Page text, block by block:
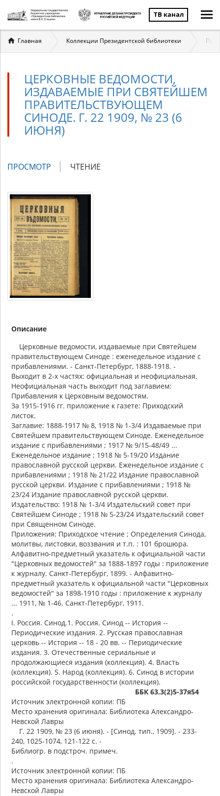
ТВ канал
Вы
здесь
Главная Коллекции Президентской библиотеки
ЦЕРКОВНЫЕ ВЕДОМОСТИ,
ИЗДАВАЕМЫЕ ПРИ СВЯТЕЙШЕМ
ПРАВИТЕЛЬСТВУЮЩЕМ
СИНОДЕ. Г. 22 1909, № 23 (6
ИЮНЯ)
Главные
ПРОСМОТР (АКТИВНАЯ
ЧТЕНИЕ
Описание
Церковные ведомости, издаваемые при Святейшем
правительствующем Синоде : еженедельное издание с
прибавлениями. - Санкт-Петербург, 1888-1918. -
Выходит в 2-х частях: официальная и неофициальная.
Неофициальная часть выходит под заглавием:
Прибавления к Церковным ведомостям.
За 1915-1916 гг. приложение к газете: Приходский
листок.
Заглавие: 1888-1917 № 8, 1918 № 1-3/4 Издаваемые при
Святейшем правительствующем Синоде. Еженедельное
издание с прибавлениями ; 1917 № 9/15-48/49 ...
Еженедельное издание ; 1918 № 5-19/20 Издание
православной русской церкви. Еженедельное издание с
прибавлениями ; 1918 № 21/22 Издание православной
русской церкви. Издание с прибавлениями ; 1918 №
23/24 Издание православной русской церкви.
Издательство: 1918 № 1-3/4 Издательский совет при
Святейшем Синоде ; 1918 № 5-23/24 Издательский совет
при Священном Синоде.
Приложения: Приходское чтение ; Определения Синода,
молитвы, листовки, воззвания и т.п. : 101 брошюра.
Алфавитно-предметный указатель к официальной части
"Церковных ведомостей" за 1888-1897 годы : приложение
к журналу. Санкт-Петербург, 1899. - Алфавитно-
предметный указатель к официальной части "Церковных
ведомостей" за 1898-1910 годы : приложение к журналу
... 1911, № 1-46. Санкт-Петербург, 1911.
.
I. Россия. Синод.1. Россия. Синод -- История --
Периодические издания. 2. Русская православная
церковь -- История -- 18 - 20 вв. -- Периодические
издания. 3. Отечественные сериальные и
продолжающиеся издания (коллекция). 4. Власть
(коллекция). 5. Народ (коллекция). 6. Синод в истории
российской государственности (коллекция).
ББК 63.3(2)5-37я54
Источник электронной копии: ПБ
Место хранения оригинала: Библиотека Александро-
Невской Лавры
Г. 22 1909, № 23 (6 июня). - [Синод. тип., 1909]. - 233-
240, 1025-1074, 121-122 с. -
Библиогр. в подстроч. примеч.
.
Источник электронной копии: ПБ
Место хранения оригинала: Библиотека Александро-
Невской Лавры